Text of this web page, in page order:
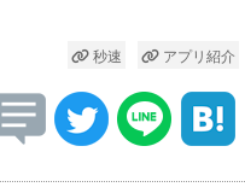
秒速 アプリ紹介